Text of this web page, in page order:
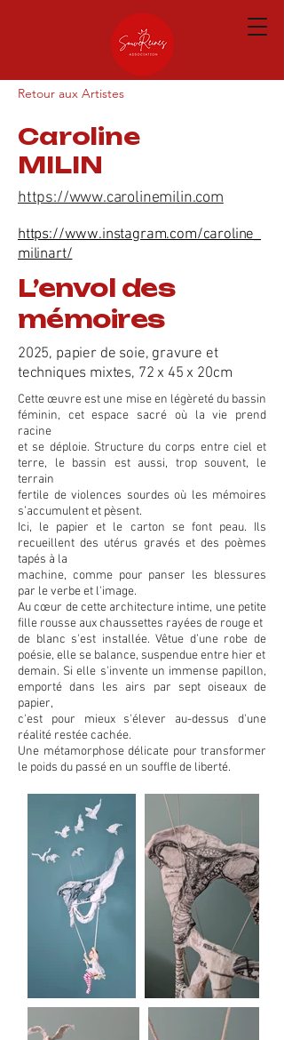
Retour aux Artistes
Caroline
MILIN
https://www.carolinemilin.com
https://www.instagram.com/caroline_
milinart/
L’envol des
mémoires
2025, papier de soie, gravure et
techniques mixtes, 72 x 45 x 20cm
Cette œuvre est une mise en légèreté du bassin
féminin, cet espace sacré où la vie prend
racine
et se déploie. Structure du corps entre ciel et
terre, le bassin est aussi, trop souvent, le
terrain
fertile de violences sourdes où les mémoires
s’accumulent et pèsent.
Ici, le papier et le carton se font peau. Ils
recueillent des utérus gravés et des poèmes
tapés à la
machine, comme pour panser les blessures
par le verbe et l'image.
Au cœur de cette architecture intime, une petite
fille rousse aux chaussettes rayées de rouge et
de blanc s'est installée. Vêtue d’une robe de
poésie, elle se balance, suspendue entre hier et
demain. Si elle s'invente un immense papillon,
emporté dans les airs par sept oiseaux de
papier,
c'est pour mieux s'élever au-dessus d'une
réalité restée cachée.
Une métamorphose délicate pour transformer
le poids du passé en un souffle de liberté.